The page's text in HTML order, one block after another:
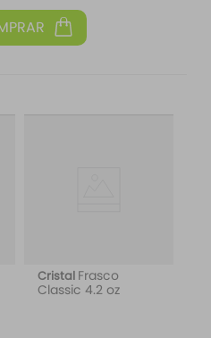
Cristal Frasco
Classic 4.2 oz